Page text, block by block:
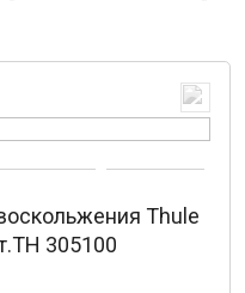
Thule
305100